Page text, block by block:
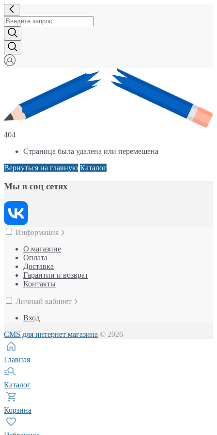
404
Страница была удалена или перемещена
Вернуться на главную Каталог
Мы в соц сетях
Информация
О магазине
Оплата
Доставка
Гарантии и возврат
Контакты
Личный кабинет
Вход
CMS для интернет магазина © 2026
Главная
Каталог
Корзина